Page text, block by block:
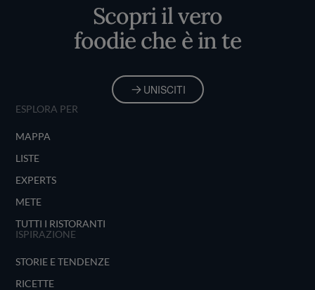
Scopri il vero
foodie che è in te
UNISCITI
ESPLORA PER
MAPPA
LISTE
EXPERTS
METE
TUTTI I RISTORANTI
ISPIRAZIONE
STORIE E TENDENZE
RICETTE